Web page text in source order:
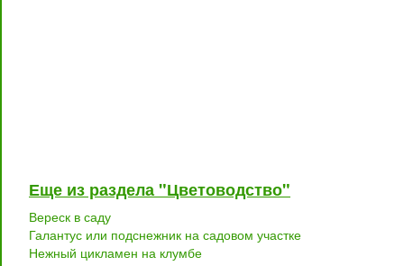
Еще из раздела "Цветоводство"
Вереск в саду
Галантус или подснежник на садовом участке
Нежный цикламен на клумбе